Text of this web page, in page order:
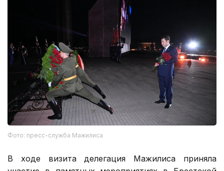
Фото: пресс-служба Мажилиса
В ходе визита делегация Мажилиса приняла